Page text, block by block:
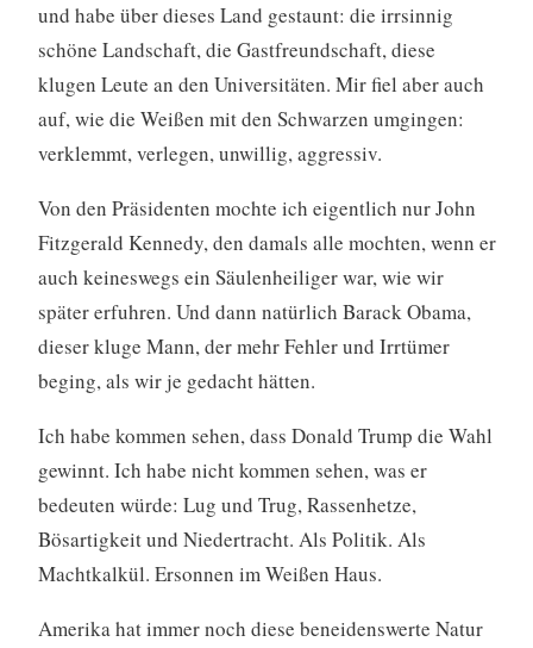
und habe über dieses Land gestaunt: die irrsinnig
schöne Landschaft, die Gastfreundschaft, diese
klugen Leute an den Universitäten. Mir fiel aber auch
auf, wie die Weißen mit den Schwarzen umgingen:
verklemmt, verlegen, unwillig, aggressiv.
Von den Präsidenten mochte ich eigentlich nur John
Fitzgerald Kennedy, den damals alle mochten, wenn er
auch keineswegs ein Säulenheiliger war, wie wir
später erfuhren. Und dann natürlich Barack Obama,
dieser kluge Mann, der mehr Fehler und Irrtümer
beging, als wir je gedacht hätten.
Ich habe kommen sehen, dass Donald Trump die Wahl
gewinnt. Ich habe nicht kommen sehen, was er
bedeuten würde: Lug und Trug, Rassenhetze,
Bösartigkeit und Niedertracht. Als Politik. Als
Machtkalkül. Ersonnen im Weißen Haus.
Amerika hat immer noch diese beneidenswerte Natur